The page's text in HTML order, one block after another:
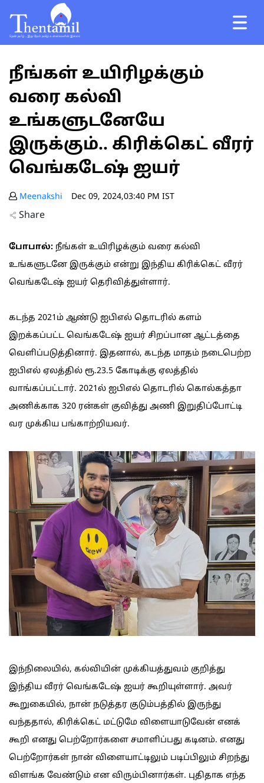
நீங்கள் உயிரிழக்கும்
வரை கல்வி
உங்களுடனேயே
இருக்கும்.. கிரிக்கெட் வீரர்
வெங்கடேஷ் ஐயர்
Meenakshi Dec 09, 2024,03:40 PM IST
Share
போபால்: நீங்கள் உயிரிழக்கும் வரை கல்வி
உங்களுடனே இருக்கும் என்று இந்திய கிரிக்கெட் வீரர்
வெங்கடேஷ் ஐயர் தெரிவித்துள்ளார்.
கடந்த 2021ம் ஆண்டு ஐபிஎல் தொடரில் களம்
இறக்கப்பட்ட வெங்கடேஷ் ஐயர் சிறப்பான ஆட்டத்தை
வெளிப்படுத்தினார். இதனால், கடந்த மாதம் நடைபெற்ற
ஐபிஎல் ஏலத்தில் ரூ.23.5 கோடிக்கு ஏலத்தில்
வாங்கப்பட்டார். 2021ல் ஐபிஎல் தொடரில் கொல்கத்தா
அணிக்காக 320 ரன்கள் குவித்து அணி இறுதிப்போட்டி
வர முக்கிய பங்காற்றியவர்.
இந்நிலையில், கல்வியின் முக்கியத்துவம் குறித்து
இந்திய வீரர் வெங்கடேஷ் ஐயர் கூறியுள்ளார். அவர்
கூறுகையில், நான் நடுத்தர குடும்பத்தில் இருந்து
வந்ததால், கிரிக்கெட் மட்டுமே விளையாடுவேன் எனக்
கூறி எனது பெற்றோர்களை சமாளிப்பது கடினம். எனது
பெற்றோர்கள் நான் விளையாட்டிலும் படிப்பிலும் சிறந்து
விளங்க வேண்டும் என விரும்பினார்கள். புதிதாக எந்த